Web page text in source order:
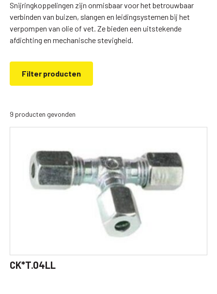
Snijringkoppelingen zijn onmisbaar voor het betrouwbaar
verbinden van buizen, slangen en leidingsystemen bij het
verpompen van olie of vet. Ze bieden een uitstekende
afdichting en mechanische stevigheid.
Filter producten
9 producten gevonden
CK*T.04LL